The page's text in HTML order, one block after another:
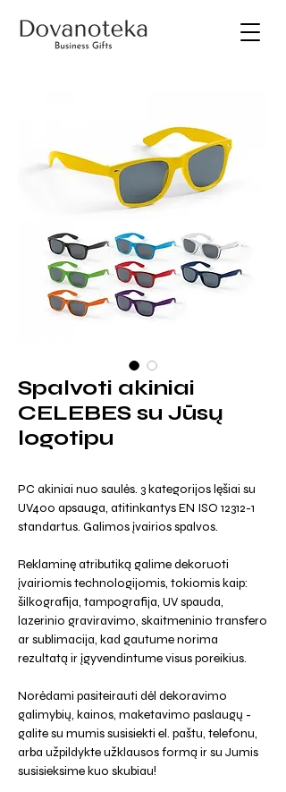
Spalvoti akiniai
CELEBES su Jūsų
logotipu
PC akiniai nuo saulės. 3 kategorijos lęšiai su
UV400 apsauga, atitinkantys EN ISO 12312-1
standartus. Galimos įvairios spalvos.
Reklaminę atributiką galime dekoruoti
įvairiomis technologijomis, tokiomis kaip:
šilkografija, tampografija, UV spauda,
lazerinio graviravimo, skaitmeninio transfero
ar sublimacija, kad gautume norima
rezultatą ir įgyvendintume visus poreikius.
Norėdami pasiteirauti dėl dekoravimo
galimybių, kainos, maketavimo paslaugų -
galite su mumis susisiekti el. paštu, telefonu,
arba užpildykte užklausos formą ir su Jumis
susisieksime kuo skubiau!